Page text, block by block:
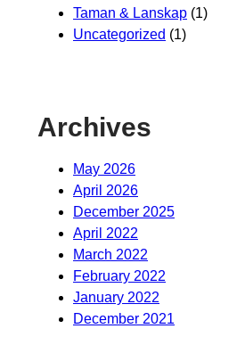
Taman & Lanskap (1)
Uncategorized (1)
Archives
May 2026
April 2026
December 2025
April 2022
March 2022
February 2022
January 2022
December 2021